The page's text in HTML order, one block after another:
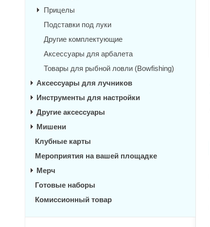
Прицелы
Подставки под луки
Другие комплектующие
Аксессуары для арбалета
Товары для рыбной ловли (Bowfishing)
Аксессуары для лучников
Инструменты для настройки
Другие аксессуары
Мишени
Клубные карты
Мероприятия на вашей площадке
Мерч
Готовые наборы
Комиссионный товар